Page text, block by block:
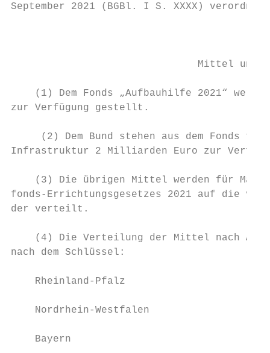
September 2021 (BGBl. I S. XXXX)
Mittel und
(1) Dem Fonds „Aufbauhilfe 2021“
zur Verfügung gestellt.
(2) Dem Bund stehen aus dem Fonds
Infrastruktur 2 Milliarden Euro zur
(3) Die übrigen Mittel werden für
fonds-Errichtungsgesetzes 2021 auf die
der verteilt.
(4) Die Verteilung der Mittel nach
nach dem Schlüssel:
Rheinland-Pfalz
Nordrhein-Westfalen
Bayern